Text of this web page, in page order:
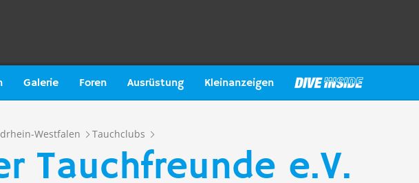
Galerie Foren Ausrüstung Kleinanzeigen
Westfalen Tauchclubs
Tauchfreunde e.V.